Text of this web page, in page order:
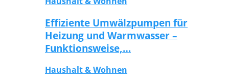
Effiziente Umwälzpumpen für
Heizung und Warmwasser –
Funktionsweise,…
Haushalt & Wohnen